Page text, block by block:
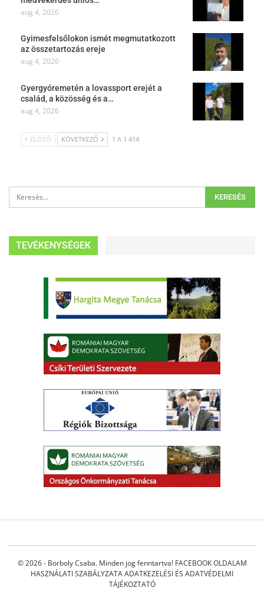
aug 4, 2026
Gyimesfelsőlokon ismét megmutatkozott
az összetartozás ereje
aug 4, 2026
Gyergyóremetén a lovassport erejét a
család, a közösség és a…
aug 4, 2026
ELŐZŐ KÖVETKEZŐ 1 A 1 414
TEVÉKENYSÉGEK
© 2026 - Borboly Csaba. Minden jog fenntartva! FACEBOOK OLDALAM
HASZNÁLATI SZABÁLYZATAADATKEZELÉSI ÉS ADATVÉDELMI
TÁJÉKOZTATÓ